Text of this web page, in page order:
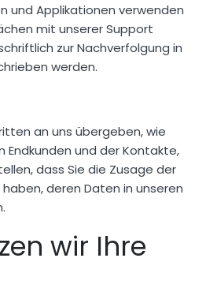
und Applikationen verwenden
mit unserer Support
zur Nachverfolgung in
werden.
an uns übergeben, wie
Endkunden und der Kontakte,
dass Sie die Zusage der
deren Daten in unseren
wir Ihre